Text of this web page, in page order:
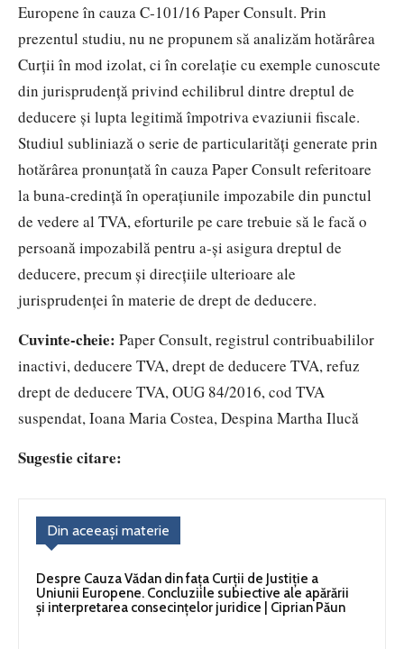
Europene în cauza C‑101/16 Paper Consult. Prin
prezentul studiu, nu ne propunem să analizăm hotărârea
Curţii în mod izolat, ci în corelaţie cu exemple cunoscute
din jurisprudenţă privind echilibrul dintre dreptul de
deducere şi lupta legitimă împotriva evaziunii fiscale.
Studiul subliniază o serie de particularităţi generate prin
hotărârea pronunţată în cauza Paper Consult referitoare
la buna‑credinţă în operaţiunile impozabile din punctul
de vedere al TVA, eforturile pe care trebuie să le facă o
persoană impozabilă pentru a‑şi asigura dreptul de
deducere, precum și direcțiile ulterioare ale
jurisprudenței în materie de drept de deducere.
Cuvinte-cheie: Paper Consult, registrul contribuabililor
inactivi, deducere TVA, drept de deducere TVA, refuz
drept de deducere TVA, OUG 84/2016, cod TVA
suspendat, Ioana Maria Costea, Despina Martha Ilucă
Sugestie citare:
Din aceeași materie
Despre Cauza Vădan din fața Curții de Justiție a
Uniunii Europene. Concluziile subiective ale apărării
și interpretarea consecințelor juridice | Ciprian Păun